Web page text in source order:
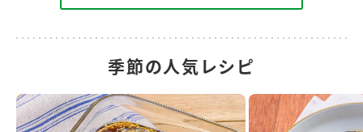
季節の人気レシピ